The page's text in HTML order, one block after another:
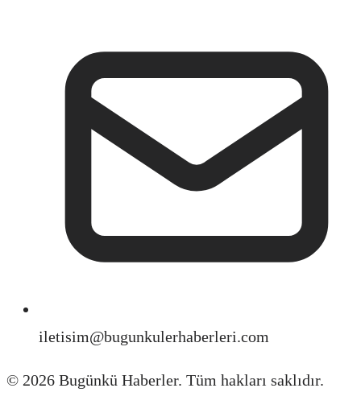
iletisim@bugunkulerhaberleri.com
© 2026 Bugünkü Haberler. Tüm hakları saklıdır.